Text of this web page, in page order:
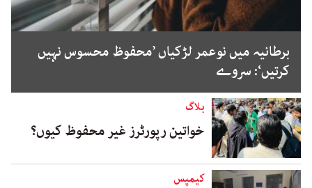
برطانیہ میں نوعمر لڑکیاں ’محفوظ محسوس نہیں
کرتیں‘: سروے
بلاگ
خواتین رپورٹرز غیر محفوظ کیوں؟
کیمپس